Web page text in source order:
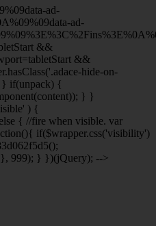
ad-
ad-
&&
=tabletStart &&
hide-on-
} if(unpack) {
} }
) {
{ //fire when visible. var
if($wrapper.css('visibility')
999); } })(jQuery); -->